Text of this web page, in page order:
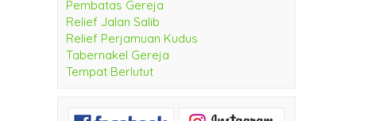
Pembatas Gereja
Relief Jalan Salib
Relief Perjamuan Kudus
Tabernakel Gereja
Tempat Berlutut